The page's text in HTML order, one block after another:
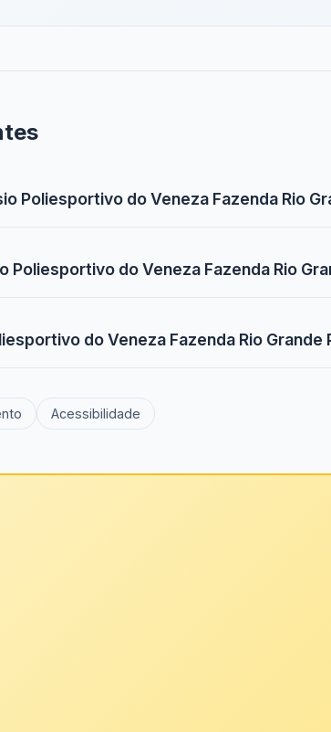
Poliesportivo do Veneza Fazenda Rio
Poliesportivo do Veneza Fazenda Rio
do Veneza Fazenda Rio Grande
Acessibilidade